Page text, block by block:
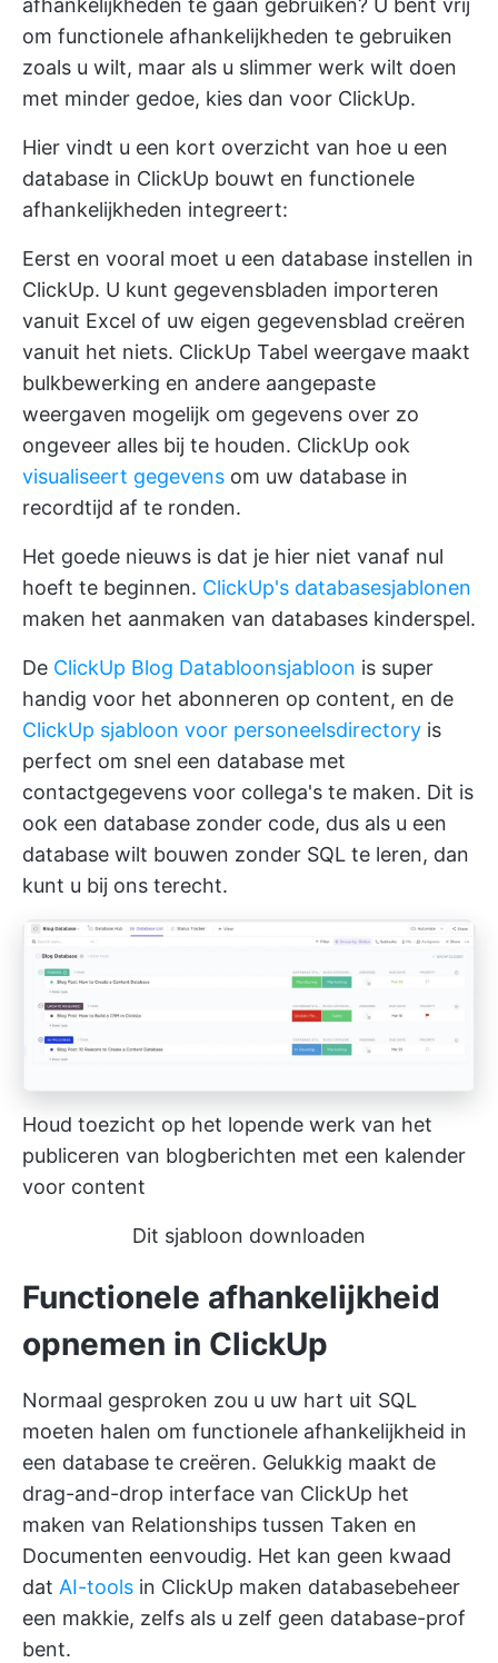
afhankelijkheden te gaan gebruiken? U bent vrij
om functionele afhankelijkheden te gebruiken
zoals u wilt, maar als u slimmer werk wilt doen
met minder gedoe, kies dan voor ClickUp.
Hier vindt u een kort overzicht van hoe u een
database in ClickUp bouwt en functionele
afhankelijkheden integreert:
Eerst en vooral moet u een database instellen in
ClickUp. U kunt gegevensbladen importeren
vanuit Excel of uw eigen gegevensblad creëren
vanuit het niets. ClickUp Tabel weergave maakt
bulkbewerking en andere aangepaste
weergaven mogelijk om gegevens over zo
ongeveer alles bij te houden. ClickUp ook
visualiseert gegevens om uw database in
recordtijd af te ronden.
Het goede nieuws is dat je hier niet vanaf nul
hoeft te beginnen. ClickUp's databasesjablonen
maken het aanmaken van databases kinderspel.
De ClickUp Blog Databloonsjabloon is super
handig voor het abonneren op content, en de
ClickUp sjabloon voor personeelsdirectory is
perfect om snel een database met
contactgegevens voor collega's te maken. Dit is
ook een database zonder code, dus als u een
database wilt bouwen zonder SQL te leren, dan
kunt u bij ons terecht.
Houd toezicht op het lopende werk van het
publiceren van blogberichten met een kalender
voor content
Dit sjabloon downloaden
Functionele afhankelijkheid
opnemen in ClickUp
Normaal gesproken zou u uw hart uit SQL
moeten halen om functionele afhankelijkheid in
een database te creëren. Gelukkig maakt de
drag-and-drop interface van ClickUp het
maken van Relationships tussen Taken en
Documenten eenvoudig. Het kan geen kwaad
dat AI-tools in ClickUp maken databasebeheer
een makkie, zelfs als u zelf geen database-prof
bent.